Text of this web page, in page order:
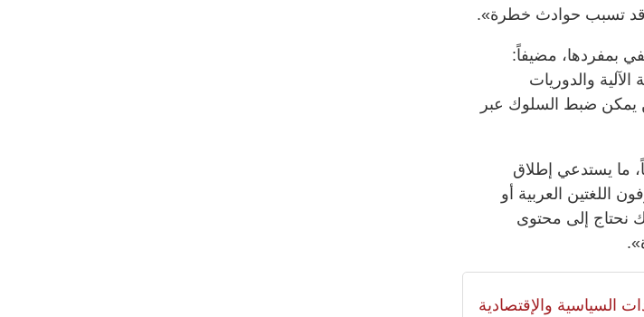
قد تسبب حوادث خطرة».
بمفردها، مضيفاً:
الرقابة الآلية والدوريات
يمكن ضبط السلوك عبر
ما يستدعي إطلاق
اللغتين العربية أو
نحتاج إلى محتوى
السياسية والإقتصادية